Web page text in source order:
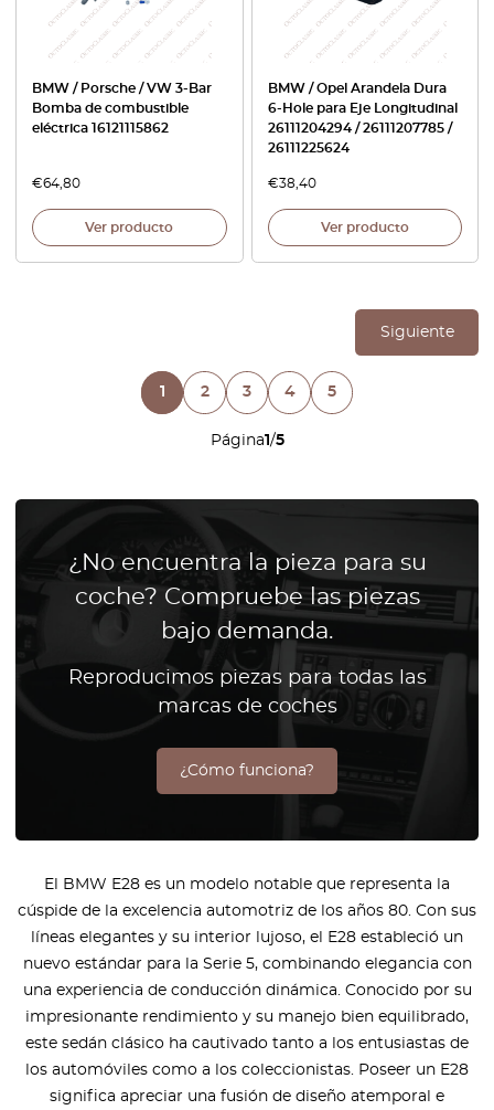
BMW / Porsche / VW 3-Bar
Bomba de combustible
eléctrica 16121115862
€64,80
Ver producto
BMW / Opel Arandela Dura
6-Hole para Eje Longitudinal
26111204294 / 26111207785 /
26111225624
€38,40
Ver producto
Página1/5
Siguiente
1 2 3 4 5
¿No encuentra la pieza para su
coche? Compruebe las piezas
bajo demanda.
Reproducimos piezas para todas las
marcas de coches
¿Cómo funciona?
El BMW E28 es un modelo notable que representa la
cúspide de la excelencia automotriz de los años 80. Con sus
líneas elegantes y su interior lujoso, el E28 estableció un
nuevo estándar para la Serie 5, combinando elegancia con
una experiencia de conducción dinámica. Conocido por su
impresionante rendimiento y su manejo bien equilibrado,
este sedán clásico ha cautivado tanto a los entusiastas de
los automóviles como a los coleccionistas. Poseer un E28
significa apreciar una fusión de diseño atemporal e